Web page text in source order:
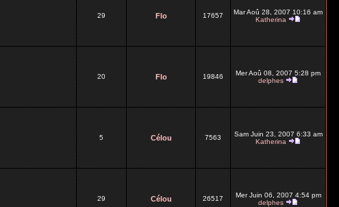
29 Flo 17657
Mar Aoû 28, 2007 10:16 am
Katherina
20 Flo 19846
Mer Aoû 08, 2007 5:28 pm
delphes
5 Célou 7563
Sam Juin 23, 2007 6:33 am
Katherina
29 Célou 26517
Mer Juin 06, 2007 4:54 pm
delphes